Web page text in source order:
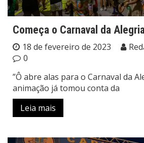
Começa o Carnaval da
18 de fevereiro de 2023
0
”Ô abre alas para o Carnaval da
animação já tomou conta da
Leia mais